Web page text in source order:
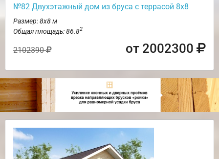
№82 Двухэтажный дом из бруса с террасой 8х8
Размер: 8х8 м
Общая площадь: 86.82
2102390 от 2002300